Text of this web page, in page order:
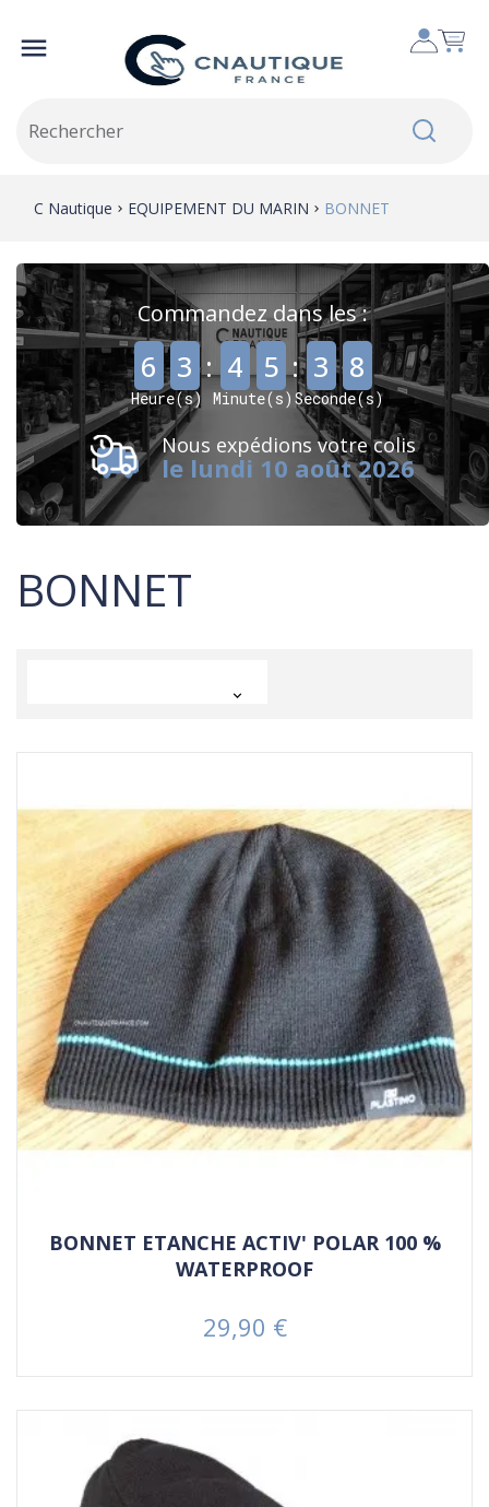

C Nautique EQUIPEMENT DU MARIN BONNET
Commandez dans les :
6 3 :
Heure(s)
4 5 :
Minute(s)
, 3 8
Seconde(s)
Nous expédions votre colis
le lundi 10 août 2026
BONNET

BONNET ETANCHE ACTIV' POLAR 100 %
WATERPROOF
Prix
29,90 €